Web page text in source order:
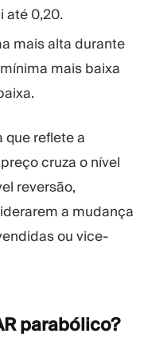
até 0,20.
mais alta durante
mais baixa
que reflete a
cruza o nível
reversão,
a mudança
ou vice-
parabólico?